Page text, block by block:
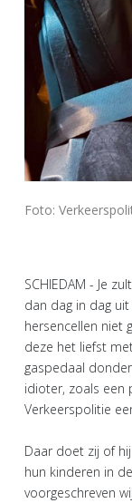
Foto:
SCHIEDAM - Je
dan dag in dag
hersencellen niet
deze het liefst
gaspedaal
idioter, zoals een
Verkeerspolitie
Daar doet zij of
hun kinderen in
voorgeschreven